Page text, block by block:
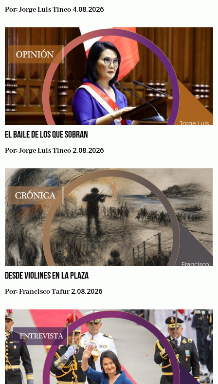
Por:Jorge Luis Tineo 4.08.2026
EL BAILE DE LOS QUE SOBRAN
Por:Jorge Luis Tineo 2.08.2026
DESDE VIOLINES EN LA PLAZA
Por:Francisco Tafur 2.08.2026